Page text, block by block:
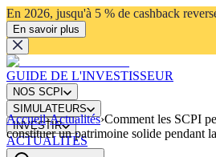
En 2026, jusqu'à 5 % de cashback
En savoir plus
GUIDE DE L'INVESTISSEUR
NOS SCPI
SIMULATEURS
INVESTIR
ACTUALITÉS
Accueil›Actualités›Comment les SCPI
constituer un patrimoine solide pendant